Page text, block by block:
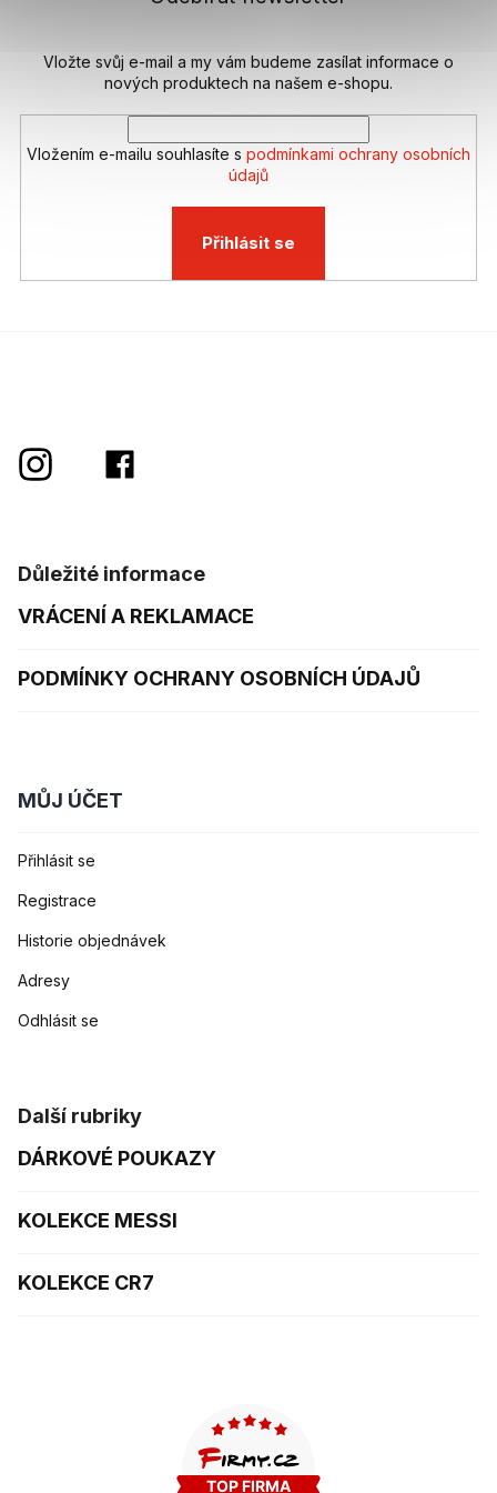
Vložte svůj e-mail a my vám budeme zasílat informace o
nových produktech na našem e-shopu.
Vložením e-mailu souhlasíte s podmínkami ochrany osobních
údajů
Přihlásit se
Důležité informace
VRÁCENÍ A REKLAMACE
PODMÍNKY OCHRANY OSOBNÍCH ÚDAJŮ
MŮJ ÚČET
Přihlásit se
Registrace
Historie objednávek
Adresy
Odhlásit se
Další rubriky
DÁRKOVÉ POUKAZY
KOLEKCE MESSI
KOLEKCE CR7